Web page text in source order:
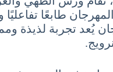
طابعًا تفاعليًا
يُعد تجربة لذيذة